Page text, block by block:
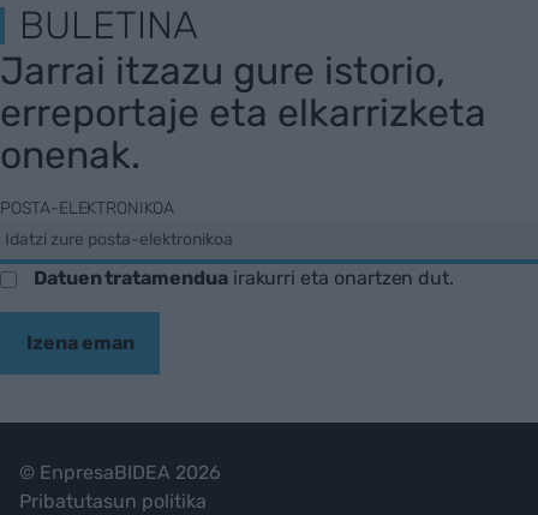
BULETINA
Jarrai itzazu gure istorio,
erreportaje eta elkarrizketa
onenak.
POSTA-ELEKTRONIKOA
Datuen tratamenduairakurri eta onartzen dut.
Izena eman
© EnpresaBIDEA 2026
Pribatutasun politika